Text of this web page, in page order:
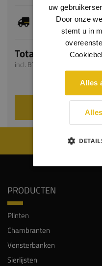
Je hebt gekozen
levertijd bedraagt
Totaal
incl. BTW
VOEG TOE
WIJ WORDEN
PRODUCTEN
Plinten
Chambranten
Vensterbanken
Sierlijsten
uw
Door onze
stemt u in
Alles